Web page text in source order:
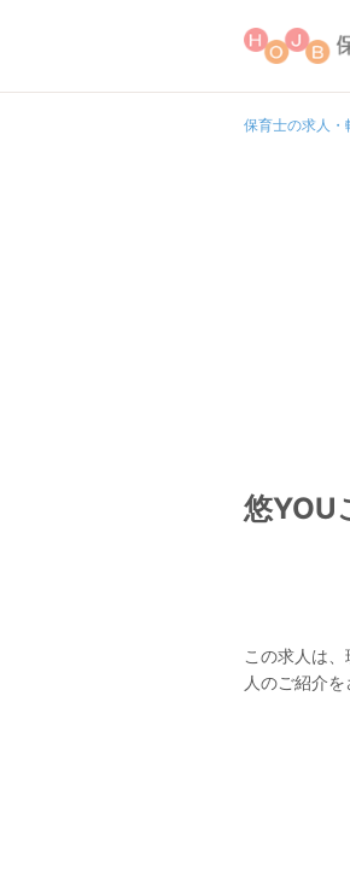
保育士の求人・
悠YOU
この求人は
人のご紹介